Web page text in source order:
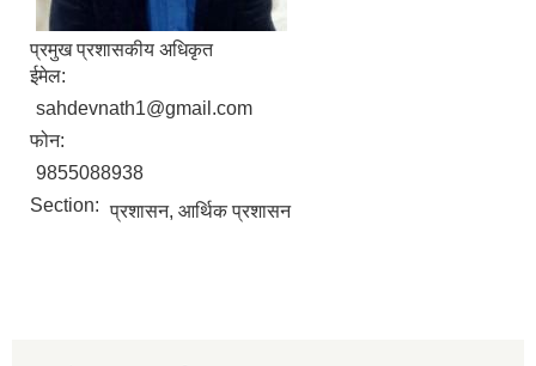
प्रमुख प्रशासकीय अधिकृत
ईमेल:
sahdevnath1@gmail.com
फोन:
9855088938
Section: प्रशासन, आर्थिक प्रशासन